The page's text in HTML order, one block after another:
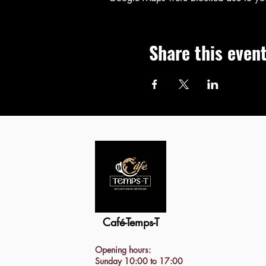
Share this
Café-Temps-T
Opening hours:
Sunday 10:00 to 17:00